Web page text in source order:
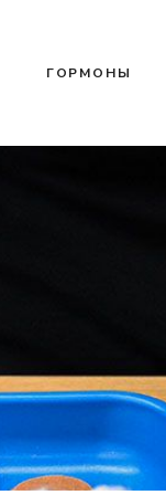
ГОРМОНЫ